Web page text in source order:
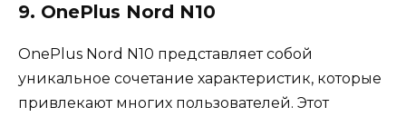
9. OnePlus Nord N10
OnePlus Nord N10 представляет собой
уникальное сочетание характеристик, которые
привлекают многих пользователей. Этот